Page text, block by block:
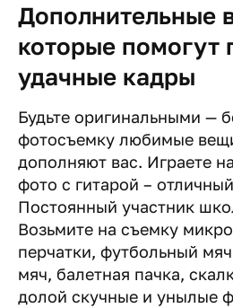
Дополнительные
которые помогут
удачные кадры
Будьте оригинальными —
фотосъемку любимые
дополняют вас. Играете
фото с гитарой –
Постоянный участник
Возьмите на съемку
перчатки, футбольный
мяч, балетная пачка,
долой скучные и унылые